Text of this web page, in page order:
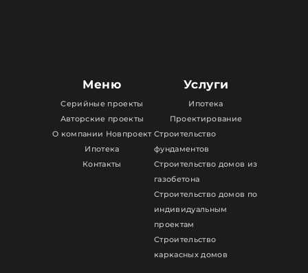
Меню
Серийные проекты
Авторские проекты
О компании Новпроект
Ипотека
Контакты
Услуги
Ипотека
Проектирование
Строительство
фундаментов
Строительство домов из
газобетона
Строительство домов по
индивидуальным
проектам
Строительство
каркасных домов